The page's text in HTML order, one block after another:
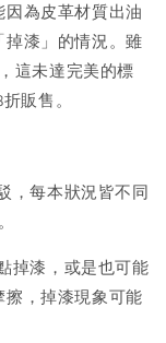
為皮革材質出油
漆」的情況。雖
這未達完美的標
販售。
，每本狀況皆不同
掉漆，或是也可能
，掉漆現象可能